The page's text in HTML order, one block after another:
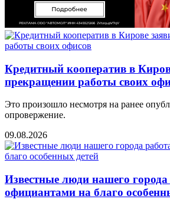
Кредитный кооператив в
прекращении работы своих
Это произошло несмотря на ранее
опровержение.
09.08.2026
Известные люди нашего
официантами на благо